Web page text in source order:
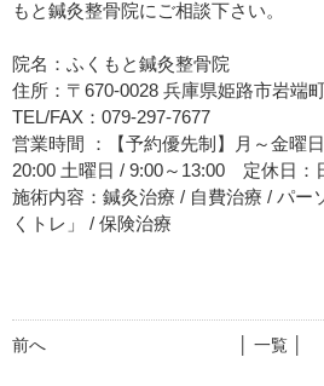
もと鍼灸整骨院にご相談下さい。
院名：ふくもと鍼灸整骨院
住所：〒670-0028 兵庫県姫路市岩端
TEL/FAX：079-297-7677
営業時間 ：【予約優先制】月～金曜
20:00 土曜日 / 9:00～13:00 定休日：
施術内容：鍼灸治療 / 自費治療 / パー
くトレ」 / 保険治療
前へ │ 一覧 │